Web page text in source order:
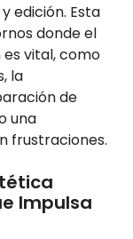
edición. Esta
donde el
vital, como
la
de
una
frustraciones.
Impulsa